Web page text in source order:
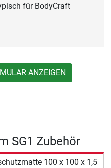
für BodyCraft
ANZEIGEN
SG1 Zubehör
100 x 100 x 1,5